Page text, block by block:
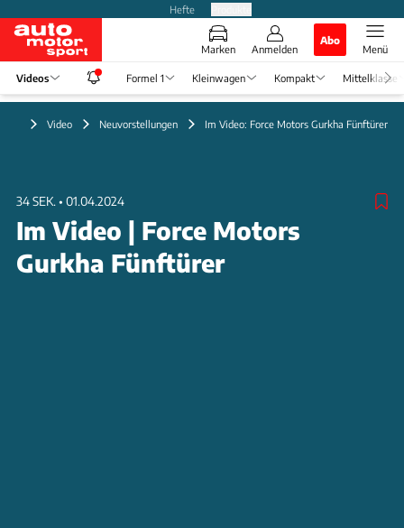
Hefte
Marken Anmelden
Abo
Menü
Videos Formel 1 Kleinwagen Kompakt Mittelklasse
Video Neuvorstellungen Im Video: Force Motors Gurkha Fünftürer
34 SEK. • 01.04.2024
Im Video | Force Motors
Gurkha Fünftürer